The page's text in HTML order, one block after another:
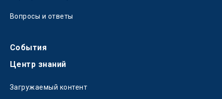
Вопросы и ответы
События
Центр знаний
Загружаемый контент